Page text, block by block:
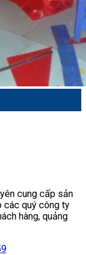
cung cấp sản
các quý công ty
hàng, quảng